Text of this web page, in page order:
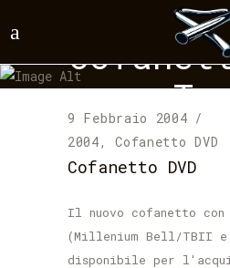
9 Febbraio 2004
2004,Cofanetto DVD
Cofanetto DVD
Il nuovo cofanetto
(Millenium Bell/TBII e
disponibile per